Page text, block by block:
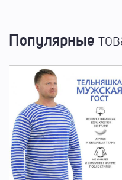
Популярные